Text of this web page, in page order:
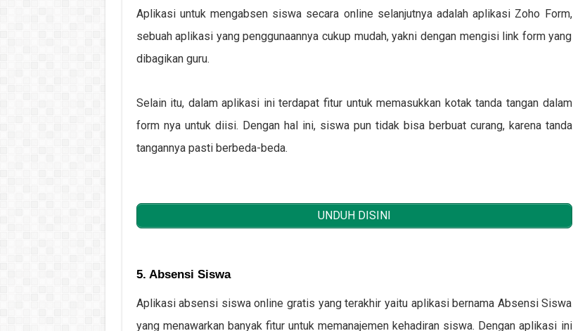
Aplikasi untuk mengabsen siswa secara online selanjutnya adalah aplikasi Zoho Form,
sebuah aplikasi yang penggunaannya cukup mudah, yakni dengan mengisi link form yang
dibagikan guru.
Selain itu, dalam aplikasi ini terdapat fitur untuk memasukkan kotak tanda tangan dalam
form nya untuk diisi. Dengan hal ini, siswa pun tidak bisa berbuat curang, karena tanda
tangannya pasti berbeda-beda.
UNDUH DISINI
5. Absensi Siswa
Aplikasi absensi siswa online gratis yang terakhir yaitu aplikasi bernama Absensi Siswa
yang menawarkan banyak fitur untuk memanajemen kehadiran siswa. Dengan aplikasi ini